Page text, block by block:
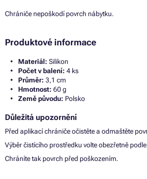
Chrániče nepoškodí povrch nábytku.
Produktové informace
Materiál: Silikon
Počet v balení: 4 ks
Průměr: 3,1 cm
Hmotnost: 60 g
Země původu: Polsko
Důležitá upozornění
Před aplikací chrániče očistěte a odmaštěte
Výběr čistícího prostředku volte obezřetně
Chráníte tak povrch před poškozením.